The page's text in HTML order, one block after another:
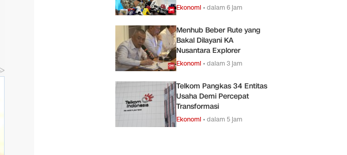
Ekonomi •dalam 6 jam
Menhub Beber Rute yang
Bakal Dilayani KA
Nusantara Explorer
Ekonomi •dalam 3 jam
Telkom Pangkas 34 Entitas
Usaha Demi Percepat
Transformasi
Ekonomi •dalam 5 jam